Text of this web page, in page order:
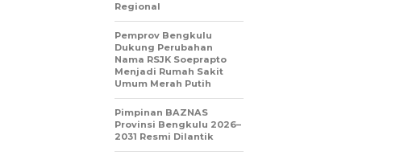
Regional
Pemprov Bengkulu
Dukung Perubahan
Nama RSJK Soeprapto
Menjadi Rumah Sakit
Umum Merah Putih
Pimpinan BAZNAS
Provinsi Bengkulu 2026–
2031 Resmi Dilantik